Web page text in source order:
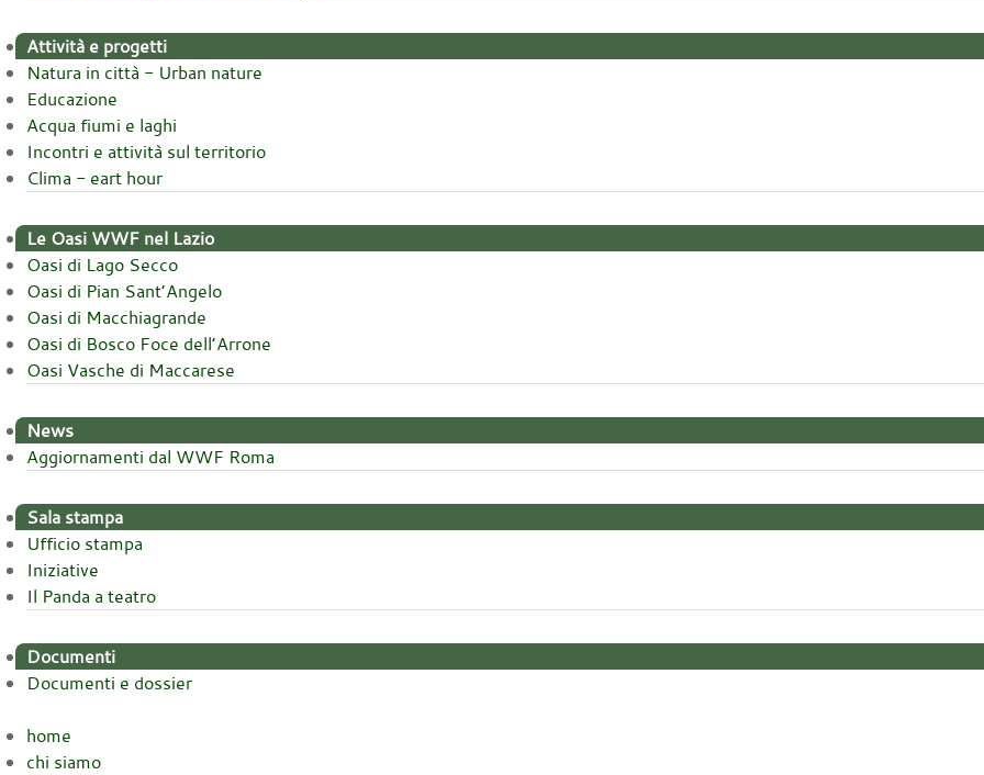
Attività e progetti
Natura in città - Urban nature
Educazione
Acqua fiumi e laghi
Incontri e attività sul territorio
Clima - eart hour
Le Oasi WWF nel Lazio
Oasi di Lago Secco
Oasi di Pian Sant’Angelo
Oasi di Macchiagrande
Oasi di Bosco Foce dell’Arrone
Oasi Vasche di Maccarese
News
Aggiornamenti dal WWF Roma
Sala stampa
Ufficio stampa
Iniziative
Il Panda a teatro
Documenti
Documenti e dossier
home
chi siamo